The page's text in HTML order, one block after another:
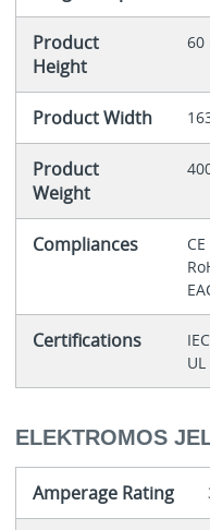
Product
Height
60
Product Width
Product
Weight
Compliances
CE
Certifications
UL
ELEKTROMOS
Amperage Rating